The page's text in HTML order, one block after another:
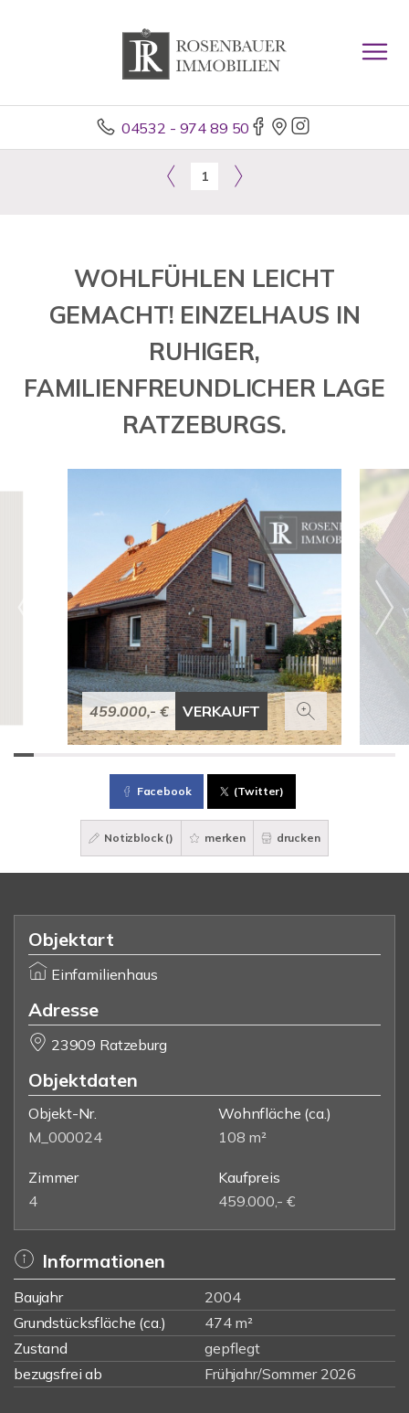
04532 - 974 89 50
1
WOHLFÜHLEN LEICHT
GEMACHT! EINZELHAUS IN
RUHIGER,
FAMILIENFREUNDLICHER LAGE
RATZEBURGS.
459.000,- € VERKAUFT
Facebook (Twitter)
Notizblock () merken drucken
Objektart
Einfamilienhaus
Adresse
23909 Ratzeburg
Objektdaten
Objekt-Nr.
M_000024
Wohnfläche (ca.)
108 m²
Zimmer
4
Kaufpreis
459.000,- €
Informationen
Baujahr
2004
Grundstücksfläche (ca.)
474 m²
Zustand
gepflegt
bezugsfrei ab
Frühjahr/Sommer 2026